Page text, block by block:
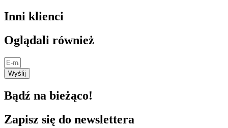
Inni klienci
Oglądali również
Wyślij
Bądź na bieżąco!
Zapisz się do newslettera